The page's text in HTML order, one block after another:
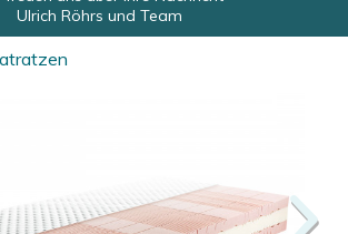
Ulrich Röhrs und Team